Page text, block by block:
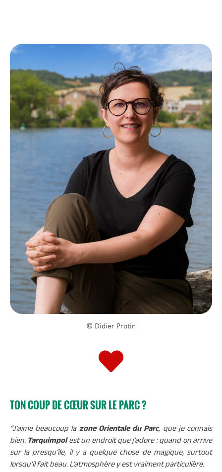
© Didier Protin
TON COUP DE CŒUR SUR LE PARC ?
“J’aime beaucoup lazone Orientale du Parc, que je connais
bien.Tarquimpolest un endroit que j’adore : quand on arrive
sur la presqu’île, il y a quelque chose de magique, surtout
lorsqu’il fait beau. L’atmosphère y est vraiment particulière.